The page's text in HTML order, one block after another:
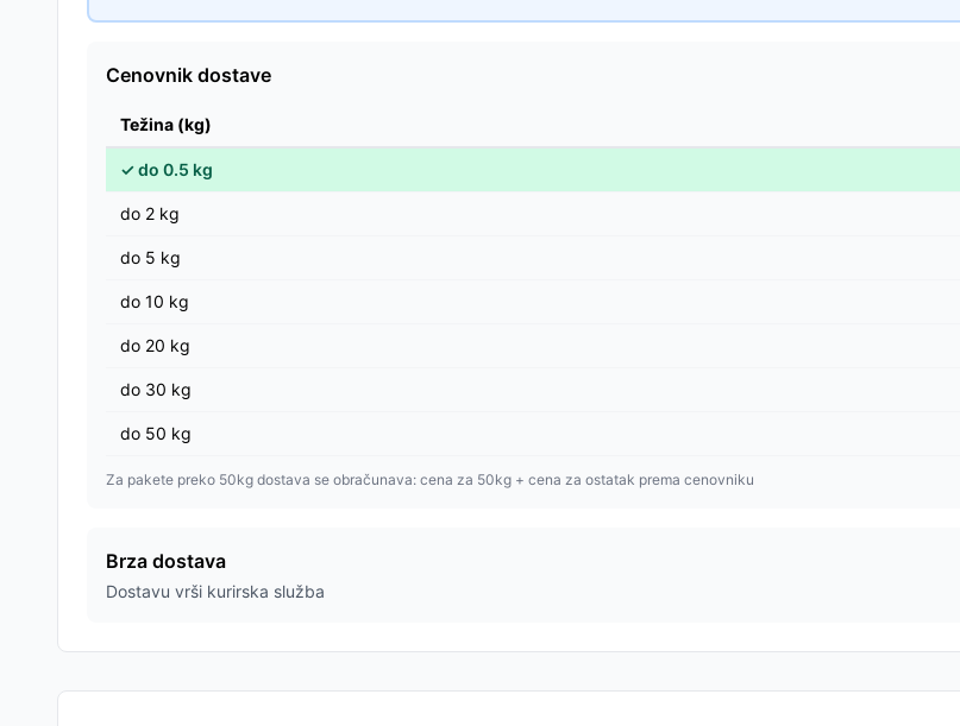
Cenovnik dostave
Težina (kg)
✓do 0.5 kg
do 2 kg
do 5 kg
do 10 kg
do 20 kg
do 30 kg
do 50 kg
Za pakete preko 50kg dostava se obračunava: cena za 50kg + cena za ostatak prema cenovniku
Brza dostava
Dostavu vrši kurirska služba